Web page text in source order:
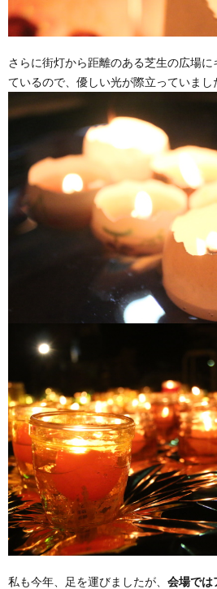
さらに街灯から距離のある芝生の広場
ているので、優しい光が際立っていまし
私も今年、足を運びましたが、 会場では